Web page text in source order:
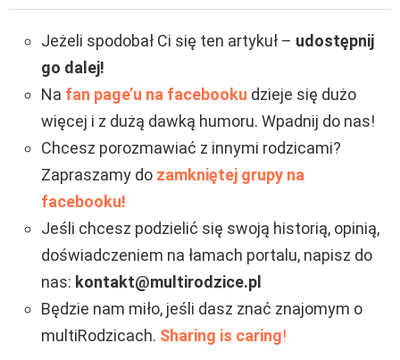
Jeżeli spodobał Ci się ten artykuł – udostępnij
go dalej!
Na fan page’u na facebooku dzieje się dużo
więcej i z dużą dawką humoru. Wpadnij do nas!
Chcesz porozmawiać z innymi rodzicami?
Zapraszamy do zamkniętej grupy na
facebooku!
Jeśli chcesz podzielić się swoją historią, opinią,
doświadczeniem na łamach portalu, napisz do
nas: kontakt@multirodzice.pl
Będzie nam miło, jeśli dasz znać znajomym o
multiRodzicach. Sharing is caring!